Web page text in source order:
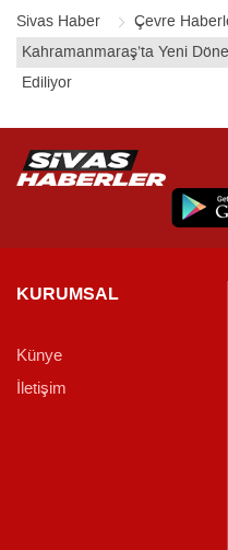
Sivas Haber
Çevre
Kahramanmaraş’ta Yeni
Ediliyor
KURUMSAL
Künye
İletişim